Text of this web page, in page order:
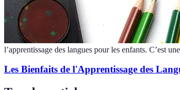
l’apprentissage des langues pour les enfants. C’est
Les Bienfaits de l'Apprentissage des